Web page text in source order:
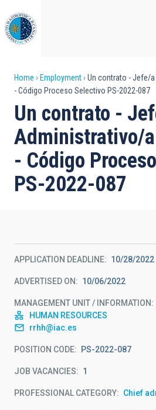
to
main
content
Breadcrumb
Home Employment
Un contrato - Jefe/
- Código Proceso Selectivo PS-2022-087
Un contrato -
Administrativo/
- Código
PS-2022-087
APPLICATION DEADLINE 10/28/2022
ADVERTISED ON 10/06/2022
MANAGEMENT UNIT / INFORMATION
HUMAN RESOURCES
rrhh@iac.es
POSITION CODE PS-2022-087
JOB VACANCIES 1
PROFESSIONAL CATEGORY Chief